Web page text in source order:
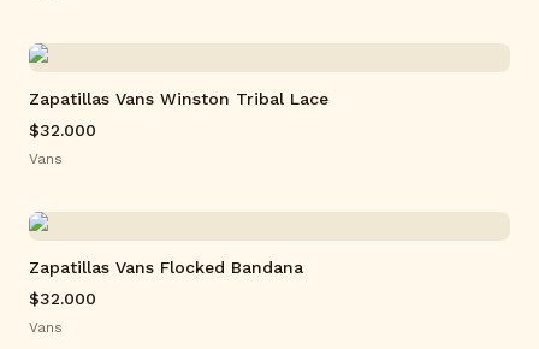
Zapatillas Vans Winston Tribal Lace
$32.000
Vans
Zapatillas Vans Flocked Bandana
$32.000
Vans